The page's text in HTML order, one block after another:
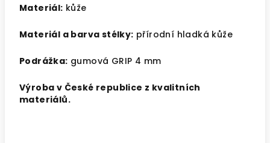
Materiál: kůže
Materiál a barva stélky: přírodní hladká kůže
Podrážka: gumová GRIP 4 mm
Výroba v České republice z kvalitních
materiálů.